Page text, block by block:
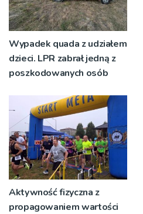
Wypadek quada z udziałem
dzieci. LPR zabrał jedną z
poszkodowanych osób
Aktywność fizyczna z
propagowaniem wartości